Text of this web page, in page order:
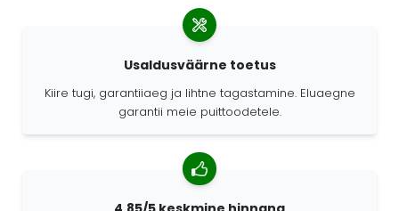
Usaldusväärne toetus
Kiire tugi, garantiiaeg ja lihtne tagastamine. Eluaegne
garantii meie puittoodetele.